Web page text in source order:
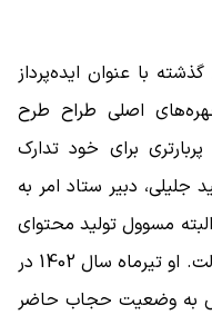
با عنوان ایده‌پرداز
اصلی طراح طرح
برای خود تدارک
دبیر ستاد امر به
مسوول تولید محتوای
شعارهای تجمعات برگزار شده علیه دولت. او تیرماه سال 1402 در
به وضعیت حجاب حاضر